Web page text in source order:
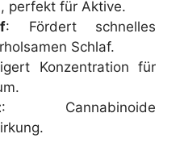
perfekt für Aktive.
: Fördert schnelles
Schlaf.
Konzentration für
: Cannabinoide